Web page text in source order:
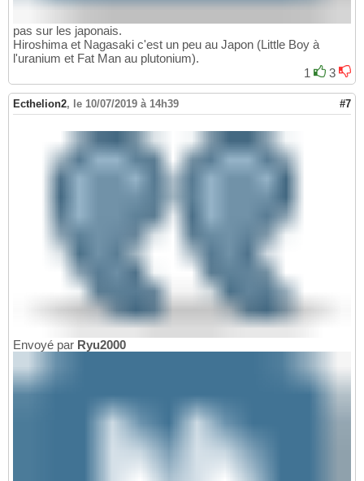
pas sur les japonais.
Hiroshima et Nagasaki c'est un peu au Japon (Little Boy à
l'uranium et Fat Man au plutonium).
1
3
Ecthelion2, le 10/07/2019 à 14h39 #7
Envoyé par Ryu2000